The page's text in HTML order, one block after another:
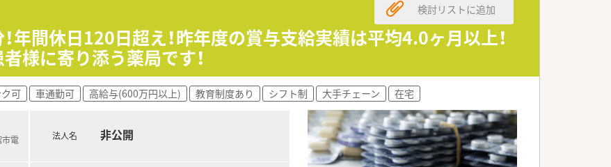
費減免制度等で職員をサポートします。
定休や毎年必ず1週間以上取得の連続休暇制度、他にも休日がしっかりありプライベートの時間
える歴史ある病院です。
中心に小児・周産期医療、救急医療に力を入れると共に、北海道がん診療連携指定病院としてがん
安心・安全なチーム医療を提供することを基本方針としています。
、職員が安心して働ける職場環境づくりと人材育成に力を入れています。
年間休日120日超え！昨年度の賞与支給実績は平均4.0ヶ月以上！
様に寄り添う薬局です！
検討リストに追加
可 車通勤可 高給与(600万円以上) 教育制度あり シフト制 大手チェーン 在宅
電 法人名 非公開